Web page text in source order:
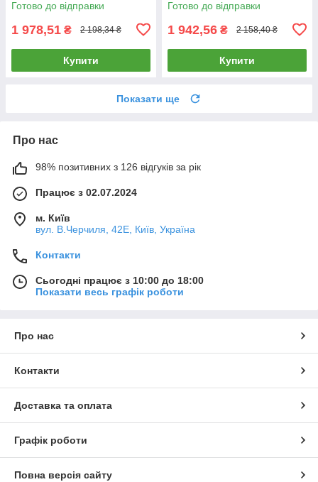
STUTC.WF.GD)
Готово до відправки
1 978,51 ₴ 2 198,34 ₴
Купити
Готово до відправки
1 942,56 ₴ 2 158,40 ₴
Купити
Показати ще
Про нас
98% позитивних з 126 відгуків за рік
Працює з 02.07.2024
м. Київ
вул. В.Черчиля, 42Е, Київ, Україна
Контакти
Сьогодні працює з 10:00 до 18:00
Показати весь графік роботи
Про нас
Контакти
Доставка та оплата
Графік роботи
Повна версія сайту